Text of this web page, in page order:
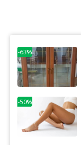
-63%
-50%